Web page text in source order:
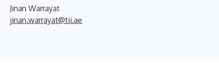
Jinan Warrayat
jinan.warrayat@tii.ae